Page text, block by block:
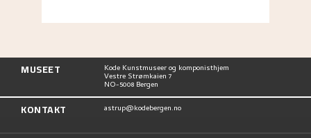
MUSEET Kode Kunstmuseer og komponisthjem
Vestre Strømkaien 7
NO-5008 Bergen
KONTAKT astrup@kodebergen.no